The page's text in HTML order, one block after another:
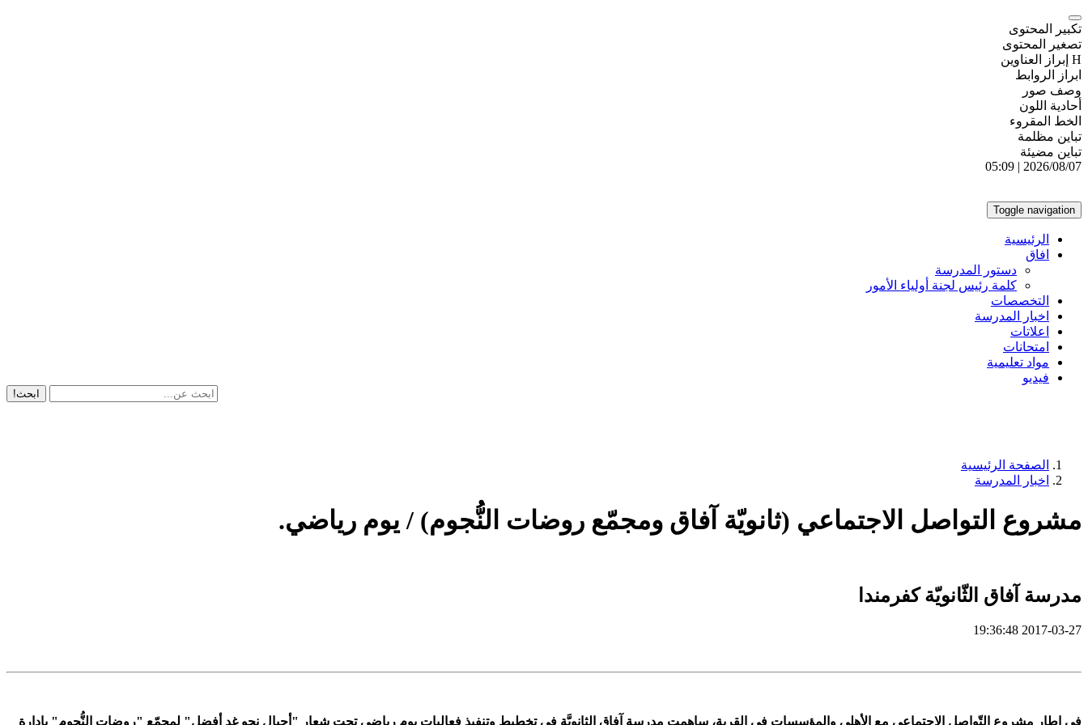
تكبير المحتوى
تصغير المحتوى
H إبراز العناوين
ابراز الروابط
وصف صور
أحادية اللون
الخط المقروء
تباين مظلمة
تباين مضيئة
2026/08/07 | 05:09
Toggle navigation
الرئيسية
افاق
دستور المدرسة
كلمة رئيس لجنة أولياء الأمور
التخصصات
اخبار المدرسة
اعلاتات
امتحانات
مواد تعليمية
فيديو
ابحث!
الصفحة الرئيسية
اخبار المدرسة
مشروع التواصل الاجتماعي (ثانويّة آفاق ومجمّع روضات النُّجوم) / يوم رياضي.
مدرسة آفاق الثّانويّة كفرمندا
2017-03-27 19:36:48
في إطار مشروع التّواصل الاجتماعي مع الأهلي والمؤسسات في القرية، ساهمت مدرسة آفاق الثانويَّة في تخطيط وتنفيذ فعاليات يوم رياضي تحت شعار "أجيال نحو غدٍ أفضل" لمجمّع "روضات النُّجوم" بإدارة